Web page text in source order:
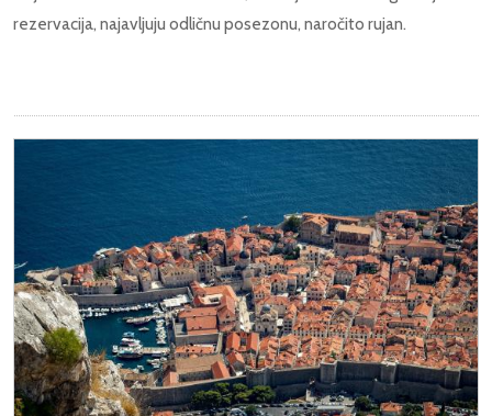
rezervacija, najavljuju odličnu posezonu, naročito rujan.